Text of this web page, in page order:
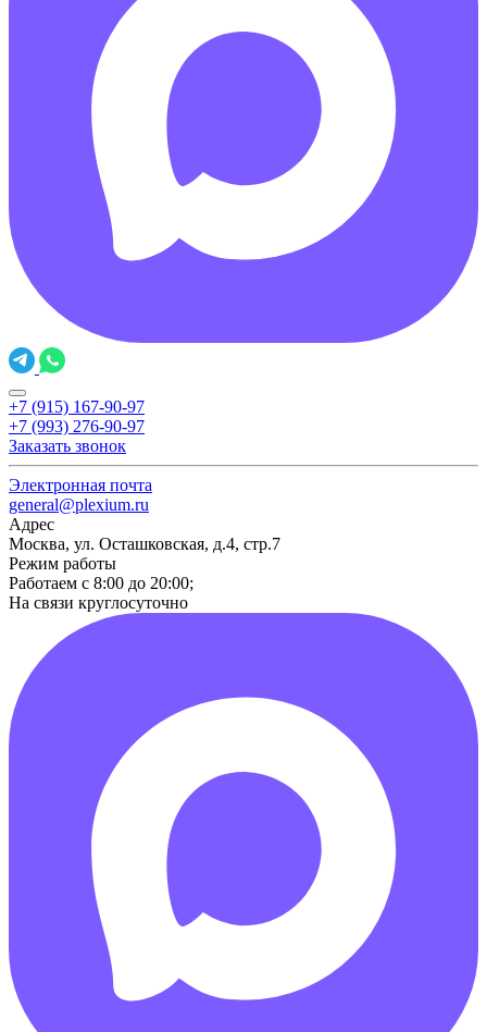
+7 (915) 167-90-97
+7 (993) 276-90-97
Заказать звонок
Электронная почта
general@plexium.ru
Адрес
Москва, ул. Осташковская, д.4, стр.7
Режим работы
Работаем с 8:00 до 20:00;
На связи круглосуточно